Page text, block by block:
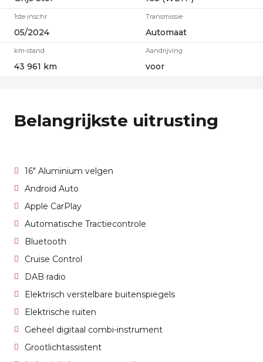
1ste inschr
05/2024
km-stand
43 961 km
Transmissie
Automaat
Aandrijving
voor
Belangrijkste uitrusting
16" Aluminium velgen
Android Auto
Apple CarPlay
Automatische Tractiecontrole
Bluetooth
Cruise Control
DAB radio
Elektrisch verstelbare buitenspiegels
Elektrische ruiten
Geheel digitaal combi-instrument
Grootlichtassistent